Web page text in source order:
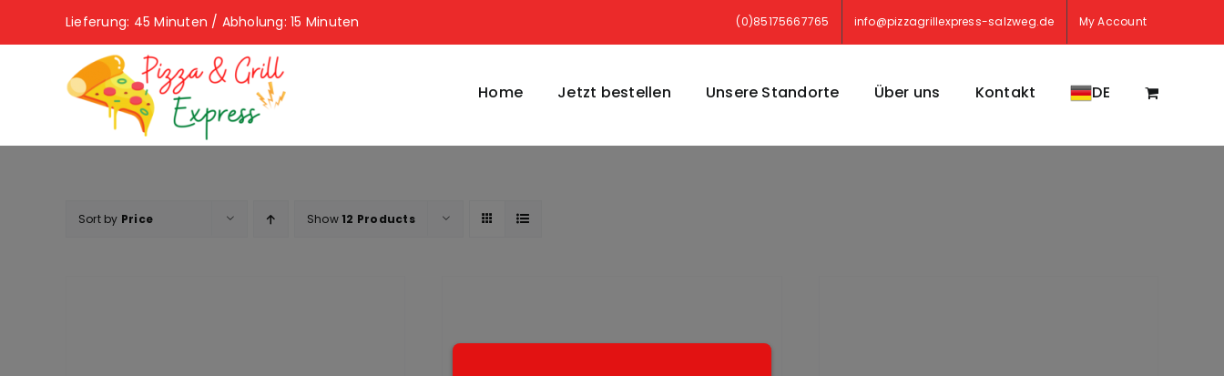
Lieferung: 45 Minuten / Abholung: 15 Minuten (0)85175667765 info@pizzagrillexpress-salzweg.de My Account
Home Jetzt bestellen Unsere Standorte Über uns Kontakt DE
Sort by Price Show 12 Products